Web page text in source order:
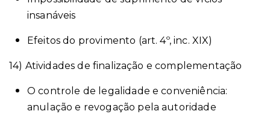
insanáveis
Efeitos do provimento (art. 4º, inc. XIX)
14) Atividades de finalização e complementação
O controle de legalidade e conveniência:
anulação e revogação pela autoridade